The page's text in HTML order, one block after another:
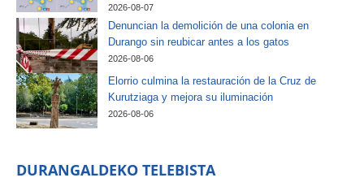
2026-08-07
Denuncian la demolición de una colonia en
Durango sin reubicar antes a los gatos
2026-08-06
Elorrio culmina la restauración de la Cruz de
Kurutziaga y mejora su iluminación
2026-08-06
DURANGALDEKO TELEBISTA